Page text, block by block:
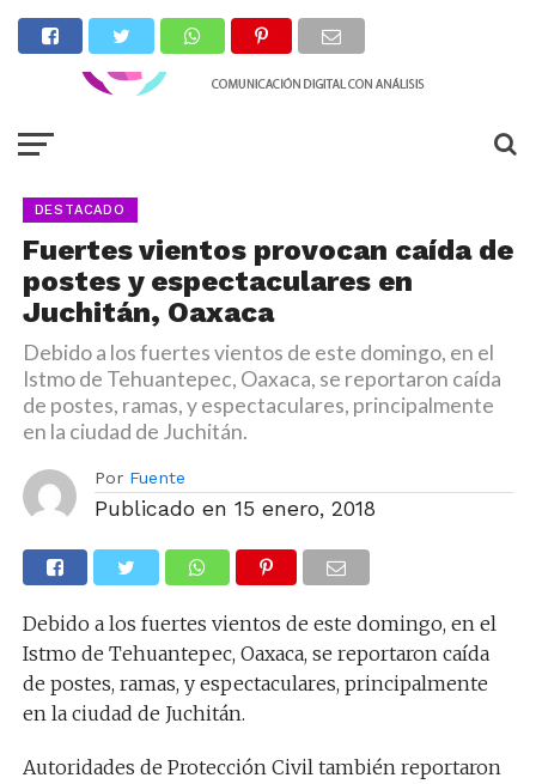
DESTACADO
Fuertes vientos provocan caída de
postes y espectaculares en
Juchitán, Oaxaca
Debido a los fuertes vientos de este domingo, en el
Istmo de Tehuantepec, Oaxaca, se reportaron caída
de postes, ramas, y espectaculares, principalmente
en la ciudad de Juchitán.
Por Fuente
Publicado en 15 enero, 2018
Debido a los fuertes vientos de este domingo, en el
Istmo de Tehuantepec, Oaxaca, se reportaron caída
de postes, ramas, y espectaculares, principalmente
en la ciudad de Juchitán.
Autoridades de Protección Civil también reportaron